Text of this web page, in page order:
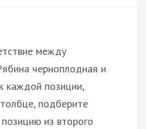
между
черноплодная и
каждой позиции,
подберите
из второго